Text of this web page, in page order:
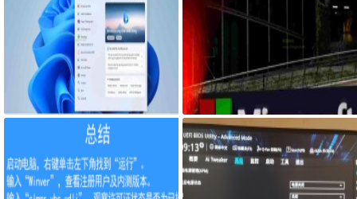
微软明年将推出Windows12 由于x
86芯片的进步，Windows的下个主
要版本可能会专注于新的人工智能
微软将其新的人工智能Bing带到Wi
ndows11任务栏 添加了新的Bing
以推出AI